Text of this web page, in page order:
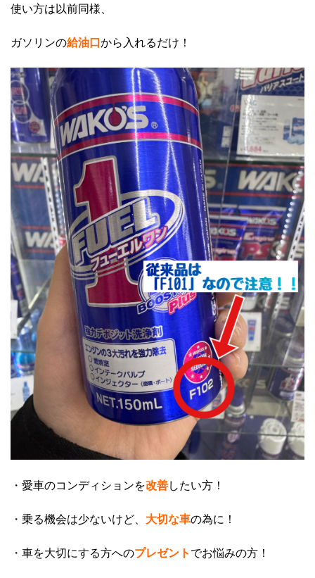
使い方は以前同様、
ガソリンの給油口から入れるだけ！
・愛車のコンディションを改善したい方！
・乗る機会は少ないけど、 大切な車の為に！
・車を大切にする方へのプレゼント でお悩みの方！